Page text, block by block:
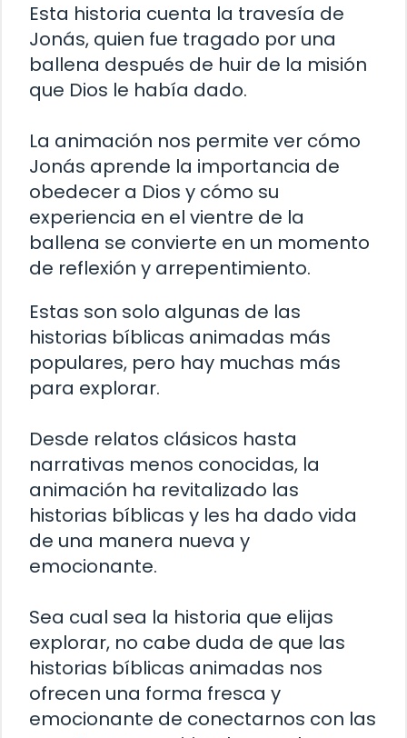
Esta historia cuenta la travesía de
Jonás, quien fue tragado por una
ballena después de huir de la misión
que Dios le había dado.
La animación nos permite ver cómo
Jonás aprende la importancia de
obedecer a Dios y cómo su
experiencia en el vientre de la
ballena se convierte en un momento
de reflexión y arrepentimiento.
Estas son solo algunas de las
historias bíblicas animadas más
populares, pero hay muchas más
para explorar.
Desde relatos clásicos hasta
narrativas menos conocidas, la
animación ha revitalizado las
historias bíblicas y les ha dado vida
de una manera nueva y
emocionante.
Sea cual sea la historia que elijas
explorar, no cabe duda de que las
historias bíblicas animadas nos
ofrecen una forma fresca y
emocionante de conectarnos con las